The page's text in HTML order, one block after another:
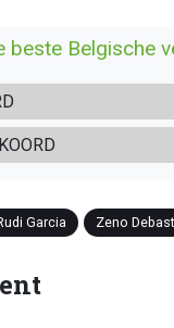
beste Belgische
Garcia Zeno Debast